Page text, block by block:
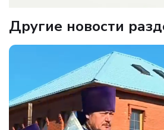
Другие новости